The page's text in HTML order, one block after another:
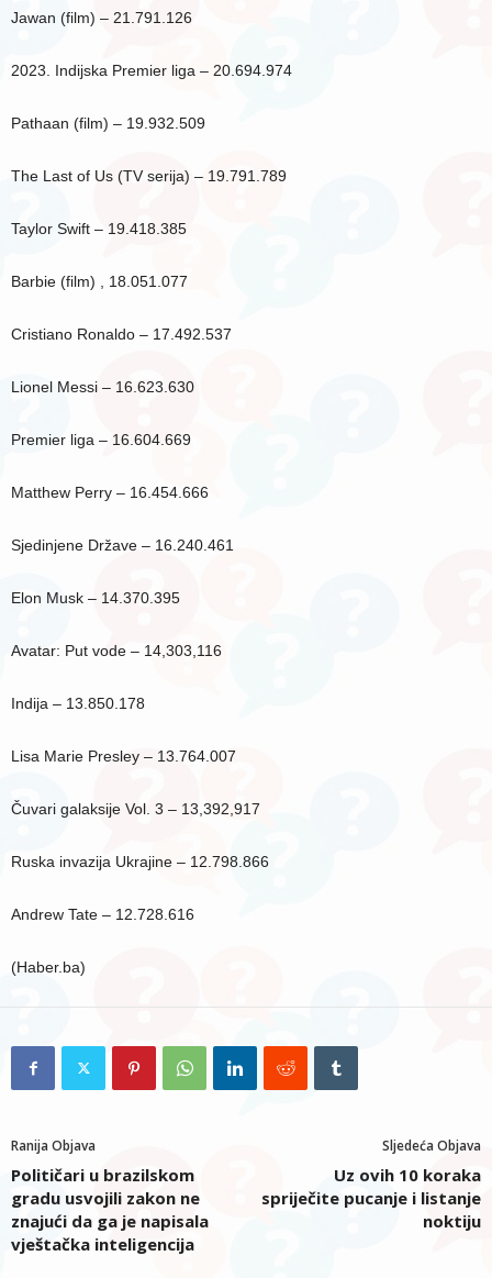
Jawan (film) – 21.791.126
2023. Indijska Premier liga – 20.694.974
Pathaan (film) – 19.932.509
The Last of Us (TV serija) – 19.791.789
Taylor Swift – 19.418.385
Barbie (film) , 18.051.077
Cristiano Ronaldo – 17.492.537
Lionel Messi – 16.623.630
Premier liga – 16.604.669
Matthew Perry – 16.454.666
Sjedinjene Države – 16.240.461
Elon Musk – 14.370.395
Avatar: Put vode – 14,303,116
Indija – 13.850.178
Lisa Marie Presley – 13.764.007
Čuvari galaksije Vol. 3 – 13,392,917
Ruska invazija Ukrajine – 12.798.866
Andrew Tate – 12.728.616
(Haber.ba)
Ranija Objava
Političari u brazilskom
gradu usvojili zakon ne
znajući da ga je napisala
vještačka inteligencija
Sljedeća Objava
Uz ovih 10 koraka
spriječite pucanje i listanje
noktiju